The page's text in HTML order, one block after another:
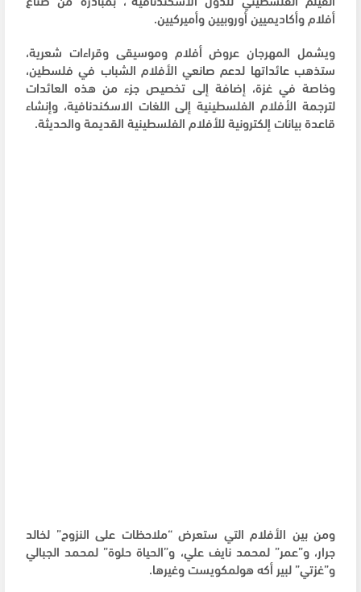
أفلام وأكاديميين أوروبيين وأميركيين.
ويشمل المهرجان عروض أفلام وموسيقى وقراءات شعرية،
ستذهب عائداتها لدعم صانعي الأفلام الشباب في فلسطين،
وخاصة في غزة، إضافة إلى تخصيص جزء من هذه العائدات
لترجمة الأفلام الفلسطينية إلى اللغات الاسكندنافية، وإنشاء
قاعدة بيانات إلكترونية للأفلام الفلسطينية القديمة والحديثة.
ومن بين الأفلام التي ستعرض “ملاحظات على النزوح” لخالد
جرار، و”عمر” لمحمد نايف علي، و”الحياة حلوة” لمحمد الجبالي
و”غزتي” لبير أكه هولمكويست وغيرها.